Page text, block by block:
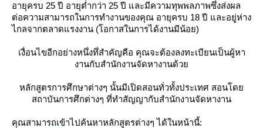
อายุครบ 25 ปี อายุต่ำกว่า 25 ปี และมีความทุพพลภาพซึ่งส่งผล
ต่อความสามารถในการทำงานของคุณ อายุครบ 18 ปี และอยู่ห่าง
ไกลจากตลาดแรงงาน (โอกาสในการได้งานมีน้อย)
เงื่อนไขอีกอย่างหนึ่งทึ่สำคัญคือ คุณจะต้องลงทะเบียนเป็นผู้หา
งานกับสำนักงานจัดหางานด้ว
หลักสูตรการศึกษาต่างๆ นั้นมีเปิดสอนทั่วทั้งประเทศ สอนโด
สถาบันการศึกต่างๆ ที่ทำสัญญากับสำนักงานจัดหางาน
คุณสามารถเข้าไปค้นหาหลักสูตรต่างๆ ได้ในหน้านี้: